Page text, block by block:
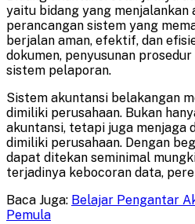
yaitu bidang yang
perancangan sistem yang
berjalan aman, efektif, dan
dokumen, penyusunan
sistem pelaporan.
Sistem akuntansi belakangan
dimiliki perusahaan. Bukan
akuntansi, tetapi juga menjaga
dimiliki perusahaan. Dengan
dapat ditekan seminimal
terjadinya kebocoran data,
Baca Juga: Belajar Pengantar
Pemula